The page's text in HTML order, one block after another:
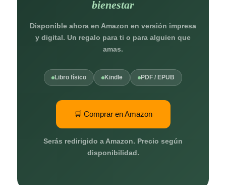
bienestar
Disponible ahora en Amazon en versión impresa
y digital. Un regalo para ti o para alguien que
amas.
Libro físico Kindle PDF / EPUB
🛒 Comprar en Amazon
Serás redirigido a Amazon. Precio según
disponibilidad.